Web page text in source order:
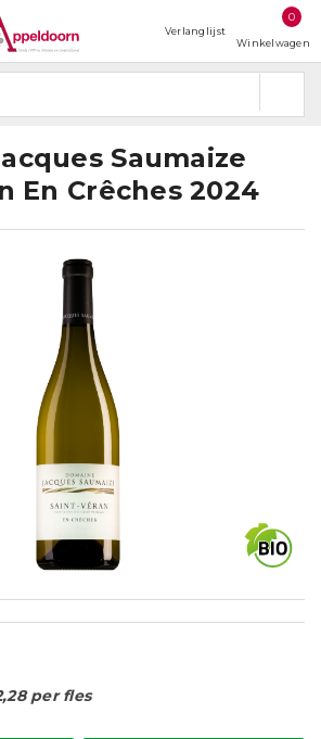
Verlanglijst
0
Winkelwagen
Saumaize
En Crêches 2024
per fles